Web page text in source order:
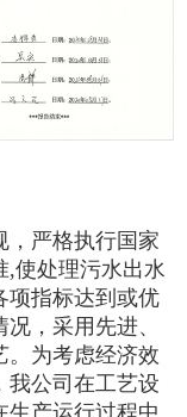
，严格执行国家
,使处理污水出水
项指标达到或优
，采用先进、
。为考虑经济效
我公司在工艺设
生产运行过程中